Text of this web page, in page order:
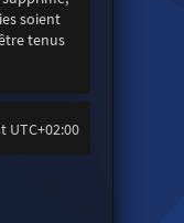
soient
tenus
UTC+02:00